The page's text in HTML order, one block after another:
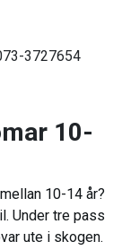
3727654
10-
10-14 år?
Under tre pass
ute i skogen.